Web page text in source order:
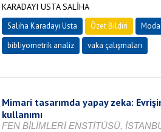
KARADAYI USTA SALİHA
Saliha Karadayı Usta Özet Bildiri
bibliyometrik analiz
vaka çalışmaları
Mimari tasarımda yapay zeka:
kullanımı
FEN BİLİMLERİ ENSTİTÜSÜ,